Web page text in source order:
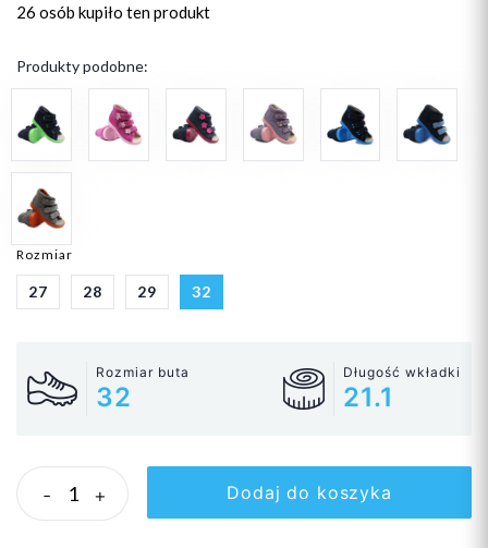
26 osób kupiło ten produkt
Produkty podobne:
Rozmiar
27 28 29 32
Rozmiar buta
32
Długość wkładki
21.1
- + Dodaj do koszyka